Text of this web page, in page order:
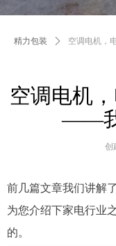
空调电机
——我
前几篇文章我们讲解
为您介绍下家电行业
的。
创
精力包装 ꄲ 空调电机，